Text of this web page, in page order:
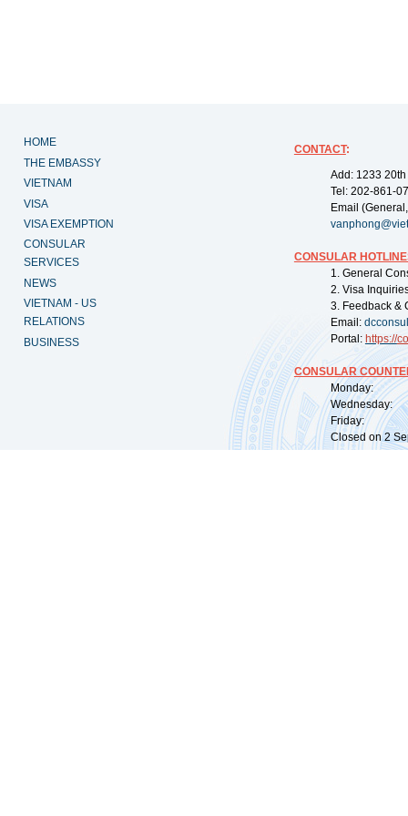
HOME
THE EMBASSY
VIETNAM
VISA
VISA EXEMPTION
CONSULAR
SERVICES
NEWS
VIETNAM - US
RELATIONS
BUSINESS
CONTACT:
Add: 1233
Tel: 202-861-
Email
CONSULAR
1. General
2. Visa
3. Feedback &
Email:
Portal: https://
CONSULAR
Monday:
Wednesday:
Friday:
Closed on 2